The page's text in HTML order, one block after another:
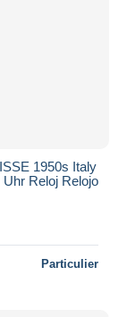
1950s Italy
Reloj Relojo
Particulier